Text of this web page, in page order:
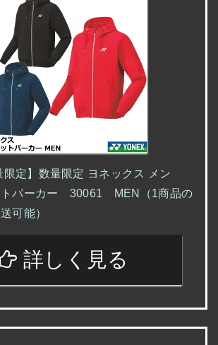
限定】数量限定 ヨネックス メン
パーカー 30061 MEN（1商品の
可能）
詳しく見る